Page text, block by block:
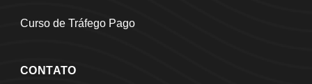
Curso de Tráfego Pago
CONTATO